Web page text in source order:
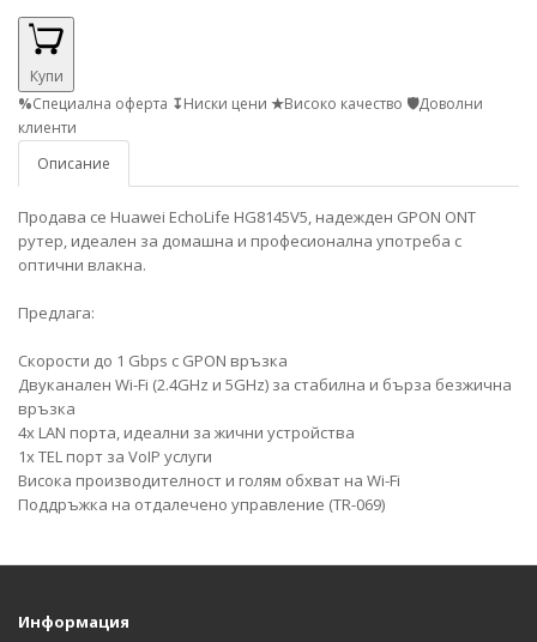
Купи
%Специална оферта ↧Ниски цени ★Високо качество 🛡Доволни
клиенти
Описание
Продава се Huawei EchoLife HG8145V5, надежден GPON ONT
рутер, идеален за домашна и професионална употреба с
оптични влакна.
Предлага:
Скорости до 1 Gbps с GPON връзка
Двуканален Wi-Fi (2.4GHz и 5GHz) за стабилна и бърза безжична
връзка
4x LAN порта, идеални за жични устройства
1x TEL порт за VoIP услуги
Висока производителност и голям обхват на Wi-Fi
Поддръжка на отдалечено управление (TR-069)
Информация